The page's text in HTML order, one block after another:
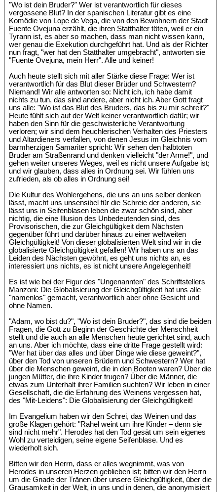
"Wo ist dein Bruder?" Wer ist verantwortlich für dieses
vergossene Blut? In der spanischen Literatur gibt es eine
Komödie von Lope de Vega, die von den Bewohnern der Stadt
Fuente Ovejuna erzählt, die ihren Statthalter töten, weil er ein
Tyrann ist, es aber so machen, dass man nicht wissen kann,
wer genau die Exekution durchgeführt hat. Und als der Richter
nun fragt, "wer hat den Statthalter umgebracht", antworten sie
"Fuente Ovejuna, mein Herr". Alle und keiner!
Auch heute stellt sich mit aller Stärke diese Frage: Wer ist
verantwortlich für das Blut dieser Brüder und Schwestern?
Niemand! Wir alle antworten so: Nicht ich, ich habe damit
nichts zu tun, das sind andere, aber nicht ich. Aber Gott fragt
uns alle: "Wo ist das Blut des Bruders, das bis zu mir schreit?"
Heute fühlt sich auf der Welt keiner verantwortlich dafür; wir
haben den Sinn für die geschwisterliche Verantwortung
verloren; wir sind dem heuchlerischen Verhalten des Priesters
und Altardieners verfallen, von denen Jesus im Gleichnis vom
barmherzigen Samariter spricht: Wir sehen den halbtoten
Bruder am Straßenrand und denken vielleicht "der Arme!", und
gehen weiter unseres Weges, weil es nicht unsere Aufgabe ist;
und wir glauben, dass alles in Ordnung sei. Wir fühlen uns
zufrieden, als ob alles in Ordnung sei!
Die Kultur des Wohlergehens, die uns an uns selber denken
lässt, macht uns unsensibel für die Schreie der anderen, sie
lässt uns in Seifenblasen leben die zwar schön sind, aber
nichtig, die eine Illusion des Unbedeutenden sind, des
Provisorischen, die zur Gleichgültigkeit dem Nächsten
gegenüber führt und darüber hinaus zu einer weltweiten
Gleichgültigkeit! Von dieser globalisierten Welt sind wir in die
globalisierte Gleichgültigkeit gefallen! Wir haben uns an das
Leiden des Nächsten gewöhnt, es geht uns nichts an, es
interessiert uns nichts, es ist nicht unsere Angelegenheit!
Es ist wie bei der Figur des "Ungenannten" des Schriftstellers
Manzoni: Die Globalisierung der Gleichgültigkeit hat uns alle
"namenlos" gemacht, verantwortlich aber ohne Gesicht und
ohne Namen.
"Adam, wo bist du?", "Wo ist dein Bruder?", das sind die beiden
Fragen, die Gott zu Beginn der Geschichte der Menschheit
stellt und die auch an alle Menschen heute gerichtet sind, auch
an uns. Aber ich möchte, dass eine dritte Frage gestellt wird:
"Wer hat über das alles und über Dinge wie diese geweint?",
über den Tod von unseren Brüdern und Schwestern? Wer hat
über die Menschen geweint, die in den Booten waren? Über die
jungen Mütter, die ihre Kinder trugen? Über die Männer, die
etwas zum Unterhalt ihrer Familien suchten? Wir leben in einer
Gesellschaft, die die Erfahrung des Weinens vergessen hat,
des "Mit-Leidens": Die Globalisierung der Gleichgültigkeit!
Im Evangelium haben wir den Schrei, das Weinen und das
große Klagen gehört: "Rahel weint um ihre Kinder – denn sie
sind nicht mehr". Herodes hat den Tod gesät um sein eigenes
Wohl zu verteidigen, seine eigene Seifenblase. Und es
wiederholt sich.
Bitten wir den Herrn, dass er alles wegnimmt, was von
Herodes in unseren Herzen geblieben ist; bitten wir den Herrn
um die Gnade der Tränen über unsere Gleichgültigkeit, über die
Grausamkeit in der Welt, in uns und in denen, die anonymisiert